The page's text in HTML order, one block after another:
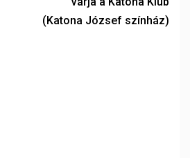
(Katona József színház)